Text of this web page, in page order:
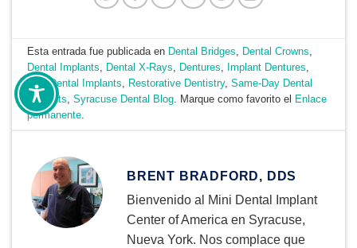
Esta entrada fue publicada en Dental Bridges, Dental Crowns,
Dental Implants, Dental X-Rays, Dentures, Implant Dentures,
Mini Dental Implants, Restorative Dentistry,Same-Day Dental
Implants,Syracuse Dental Blog. Marque como favorito el Enlace
permanente.
BRENT BRADFORD, DDS
Bienvenido al Mini Dental Implant
Center of America en Syracuse,
Nueva York. Nos complace que